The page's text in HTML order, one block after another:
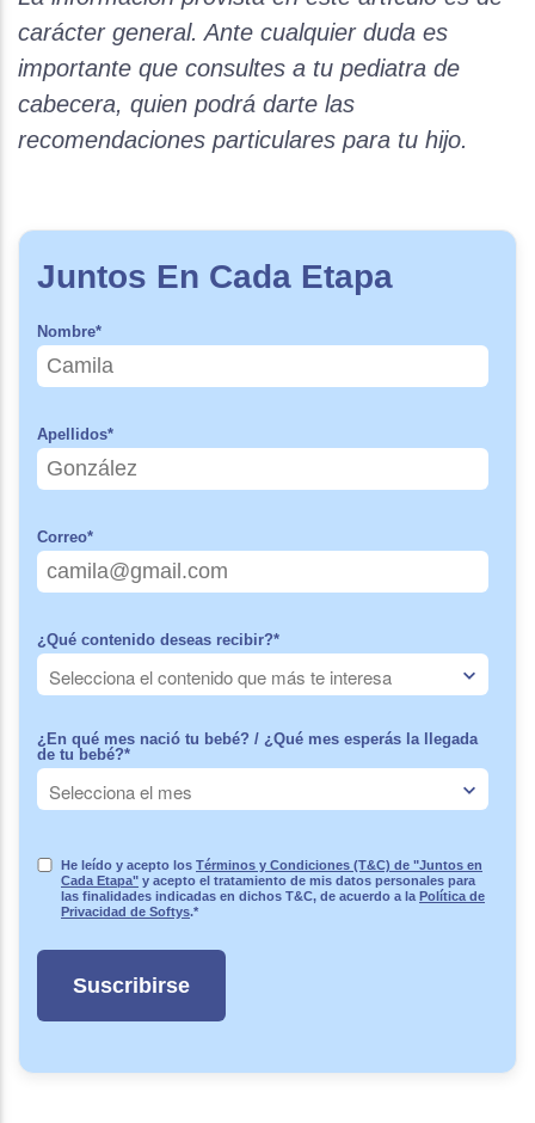
carácter general. Ante cualquier duda es
importante que consultes a tu pediatra de
cabecera, quien podrá darte las
recomendaciones particulares para tu hijo.
Juntos En Cada Etapa
Nombre*
Apellidos*
Correo*
¿Qué contenido deseas recibir?*
¿En qué mes nació tu bebé? / ¿Qué mes esperás la llegada
de tu bebé?*
He leído y acepto los Términos y Condiciones (T&C) de "Juntos en
Cada Etapa" y acepto el tratamiento de mis datos personales para
las finalidades indicadas en dichos T&C, de acuerdo a la Política de
Privacidad de Softys.*